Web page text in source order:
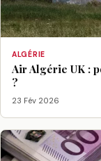
ALGÉRIE
Air Algérie UK :
?
23 Fév 2026